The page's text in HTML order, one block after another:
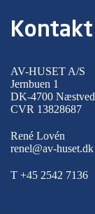
Kontakt
AV-HUSET A/S
Jernbuen 1
DK-4700 Næstved
CVR 13828687
René Lovén
renel@av-huset.dk
T +45 2542 7136